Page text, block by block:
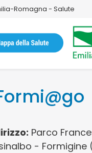
Romagna - Salute
Parco
- Formigine